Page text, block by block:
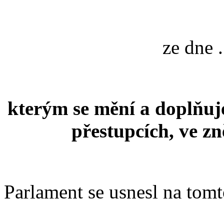
ze dne
kterým se mění a
přestupcích, ve
Parlament se usnesl na